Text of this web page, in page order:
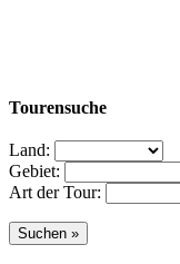
Tourensuche
Land:
Gebiet:
Art der Tour: